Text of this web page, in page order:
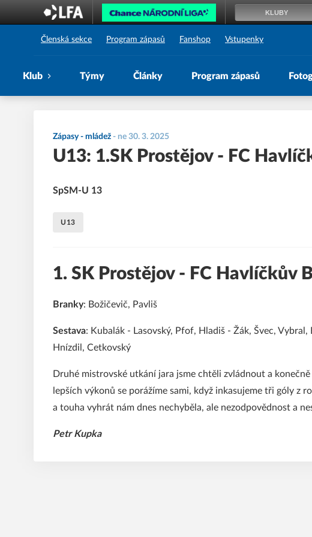
Členská sekce Program zápasů Fanshop Vstupenky
Klub Týmy Články Program zápasů
Zápasy - mládež - ne 30. 3. 2025
U13: 1.SK Prostějov - FC
SpSM-U 13
U13
1. SK Prostějov - FC Havlíčkův
Branky: Božičevič, Pavliš
Sestava: Kubalák - Lasovský, Pfof, Hladiš - Žák, Švec,
Hnízdil, Cetkovský
Druhé mistrovské utkání jara jsme chtěli zvládnout a
lepších výkonů se porážíme sami, když inkasujeme tři góly z
a touha vyhrát nám dnes nechyběla, ale nezodpovědnost a
Petr Kupka
KLUBY